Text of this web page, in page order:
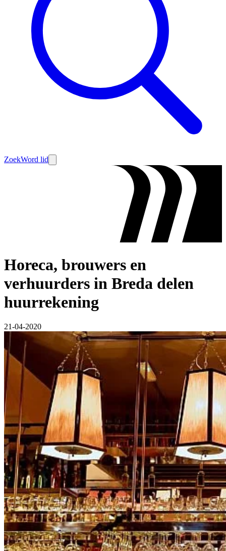
ZoekWord lid
Horeca, brouwers en
verhuurders in Breda delen
huurrekening
21-04-2020